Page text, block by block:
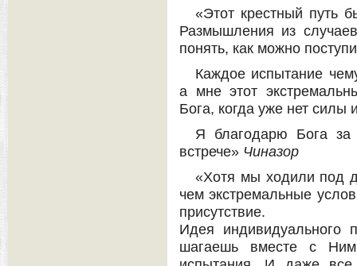
«Этот крестный путь
Размышления из
понять, как можно
Каждое испытание
а мне этот
Бога, когда уже нет
Я благодарю Бога за
встрече» Чиназор
«Хотя мы ходили под
чем экстремальные
присутствие.
Идея
шагаешь вместе с